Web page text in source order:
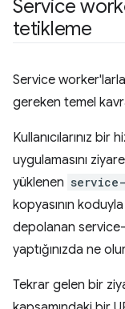
Service
tetikleme
Service
gereken temel
Kullanıcılarınız
uygulamasını
yüklenen
kopyasının
depolanan
yaptığınızda ne
Tekrar gelen bir